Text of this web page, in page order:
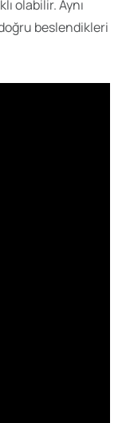
olabilir. Aynı
beslendikleri